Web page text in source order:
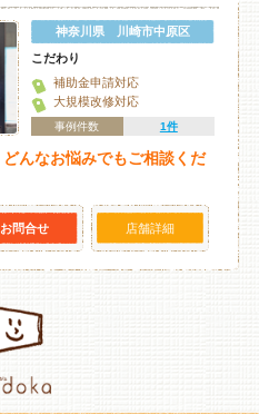
神奈川県 川崎市中原区
こだわり
補助金申請対応
大規模改修対応
事例件数 1件
んなお悩みでもご相談くだ
お問合せ 店舗詳細